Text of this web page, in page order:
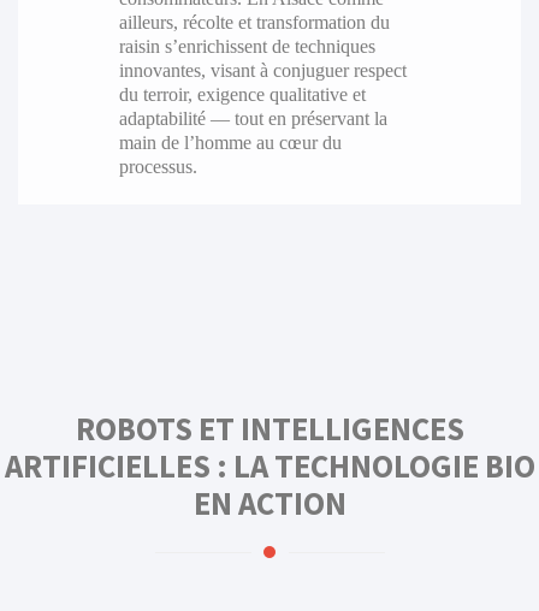
ailleurs, récolte et transformation du
raisin s’enrichissent de techniques
innovantes, visant à conjuguer respect
du terroir, exigence qualitative et
adaptabilité — tout en préservant la
main de l’homme au cœur du
processus.
ROBOTS ET INTELLIGENCES
ARTIFICIELLES : LA TECHNOLOGIE BIO
EN ACTION